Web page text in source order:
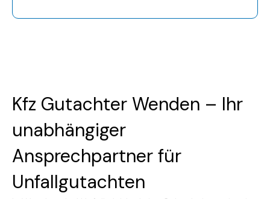
Kfz Gutachter Wenden – Ihr
unabhängiger
Ansprechpartner für
Unfallgutachten